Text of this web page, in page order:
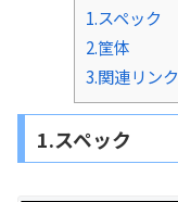
1.スペック
2.筐体
3.関連リンク
1.スペック